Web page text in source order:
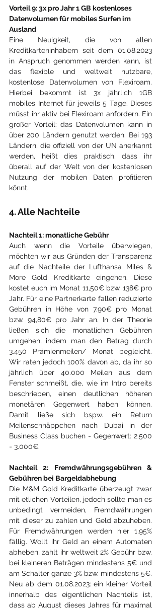
Vorteil 9: 3x pro Jahr 1 GB kostenloses
Datenvolumen für mobiles Surfen im
Ausland
Eine Neuigkeit, die von allen
Kreditkarteninhabern seit dem 01.08.2023
in Anspruch genommen werden kann, ist
das flexible und weltweit nutzbare,
kostenlose Datenvolumen von Flexiroam.
Hierbei bekommt ist 3x jährlich 1GB
mobiles Internet für jeweils 5 Tage. Dieses
müsst ihr aktiv bei Flexiroam anfordern. Ein
großer Vorteil: das Datenvolumen kann in
über 200 Ländern genutzt werden. Bei 193
Ländern, die offiziell von der UN anerkannt
werden, heißt dies praktisch, dass ihr
überall auf der Welt von der kostenlosen
Nutzung der mobilen Daten profitieren
könnt.
4. Alle Nachteile
Nachteil 1: monatliche Gebühr
Auch wenn die Vorteile überwiegen,
möchten wir aus Gründen der Transparenz
auf die Nachteile der Lufthansa Miles &
More Gold Kreditkarte eingehen. Diese
kostet euch im Monat 11,50€ bzw. 138€ pro
Jahr. Für eine Partnerkarte fallen reduzierte
Gebühren in Höhe von 7.90€ pro Monat
bzw. 94,80€ pro Jahr an. In der Theorie
ließen sich die monatlichen Gebühren
umgehen, indem man den Betrag durch
3.450 Prämienmeilen/ Monat begleicht.
Wir raten jedoch 100% davon ab, da ihr so
jährlich über 40.000 Meilen aus dem
Fenster schmeißt, die, wie im Intro bereits
beschrieben, einen deutlichen höheren
monetären Gegenwert haben können.
Damit ließe sich bspw. ein Return
Meilenschnäppchen nach Dubai in der
Business Class buchen - Gegenwert: 2.500
- 3.000€.
Nachteil 2: Fremdwährungsgebühren &
Gebühren bei Bargeldabhebung
Die M&M Gold Kreditkarte überzeugt zwar
mit etlichen Vorteilen, jedoch sollte man es
unbedingt vermeiden, Fremdwährungen
mit dieser zu zahlen und Geld abzuheben.
Für Fremdwährungen werden hier 1,95%
fällig. Wollt ihr Geld an einem Automaten
abheben, zahlt ihr weltweit 2% Gebühr bzw.
bei kleineren Beträgen mindestens 5€ und
am Schalter ganze 3% bzw. mindestens 5€.
Neu ab dem 01.08.2023: ein kleiner Vorteil
innerhalb des eigentlichen Nachteils ist,
dass ab August dieses Jahres für maximal